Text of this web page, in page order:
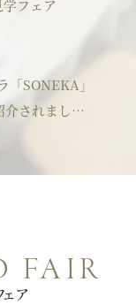
ン相談
社情報
フェア
「SONEKA」
介されまし
FAIR
ア